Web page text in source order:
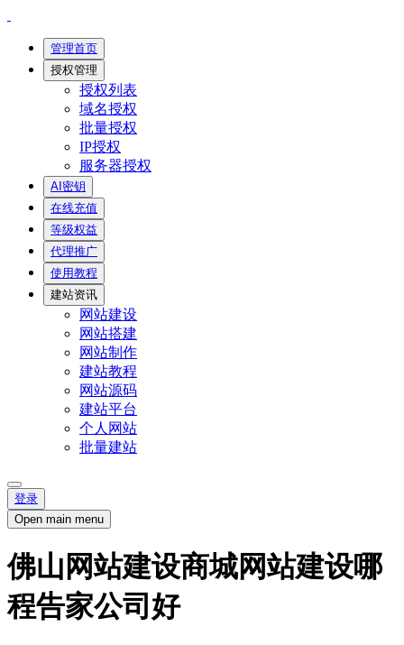
管理首页
授权管理
授权列表
域名授权
批量授权
IP授权
服务器授权
AI密钥
在线充值
等级权益
代理推广
使用教程
建站资讯
网站建设
网站搭建
网站制作
建站教程
网站源码
建站平台
个人网站
批量建站
登录
Open main menu
佛山网站建设商城网站建设哪
程告家公司好